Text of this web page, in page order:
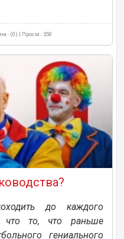
(0) | Просм.: 350
до каждого
что то, что раньше
гениального